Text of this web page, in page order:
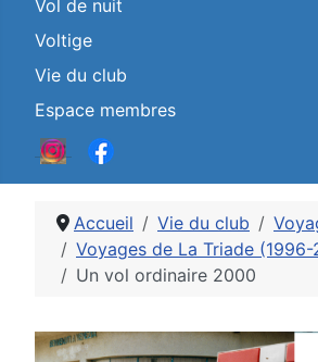
Vol de nuit
Voltige
Vie du club
Espace membres
Accueil Vie du club
Voyages de La Triade (1996-
Un vol ordinaire 2000
Détails